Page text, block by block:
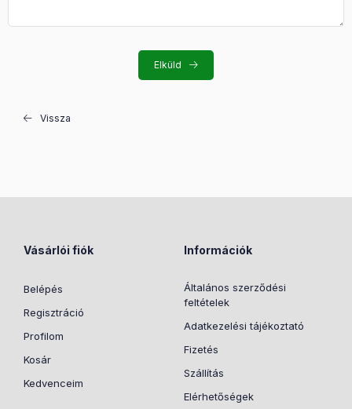
Elküld
Vissza
Vásárlói fiók
Belépés
Regisztráció
Profilom
Kosár
Kedvenceim
Információk
Általános szerződési
feltételek
Adatkezelési tájékoztató
Fizetés
Szállítás
Elérhetőségek